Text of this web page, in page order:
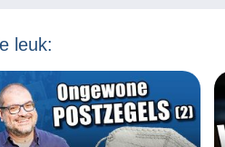
leuk: